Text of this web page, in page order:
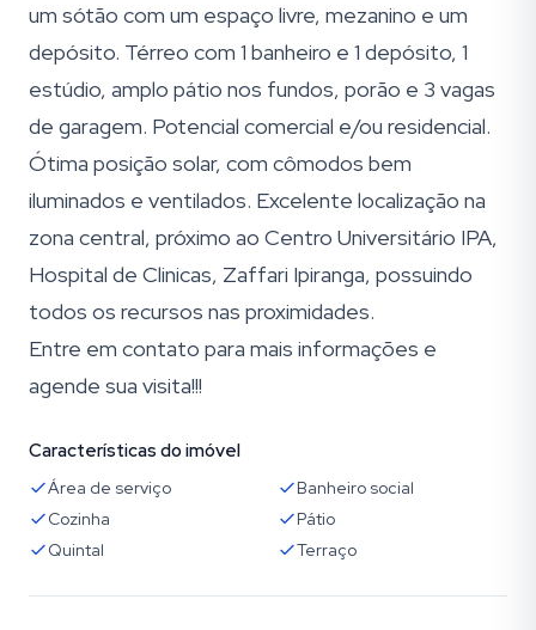
um sótão com um espaço livre, mezanino e um
depósito. Térreo com 1 banheiro e 1 depósito, 1
estúdio, amplo pátio nos fundos, porão e 3 vagas
de garagem. Potencial comercial e/ou residencial.
Ótima posição solar, com cômodos bem
iluminados e ventilados. Excelente localização na
zona central, próximo ao Centro Universitário IPA,
Hospital de Clinicas, Zaffari Ipiranga, possuindo
todos os recursos nas proximidades.
Entre em contato para mais informações e
agende sua visita!!!
Características do imóvel
Área de serviço
Banheiro social
Cozinha
Pátio
Quintal
Terraço